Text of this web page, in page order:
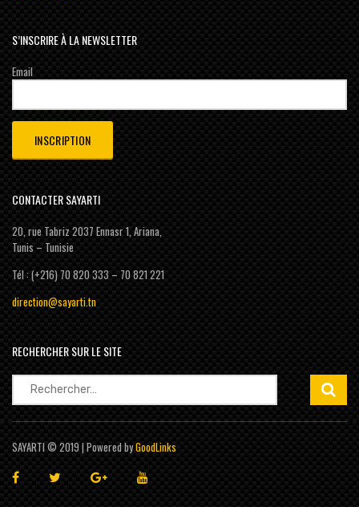
S’INSCRIRE À LA NEWSLETTER
Email
CONTACTER SAYARTI
20, rue Tabriz 2037 Ennasr 1, Ariana,
Tunis – Tunisie
Tél : (+216) 70 820 333 – 70 821 221
direction@sayarti.tn
RECHERCHER SUR LE SITE
Rechercher :
SAYARTI © 2019 | Powered byGoodLinks